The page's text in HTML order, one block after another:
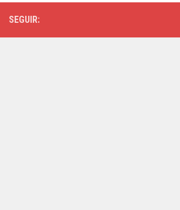
SEGUIR: